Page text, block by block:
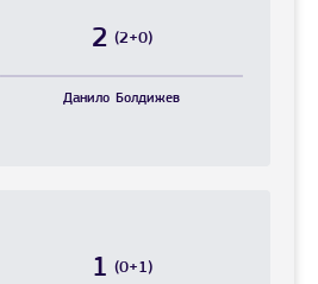
2 (2+0)
Данило Болдижев
1 (0+1)